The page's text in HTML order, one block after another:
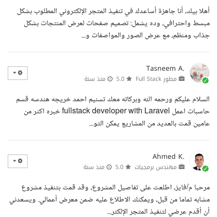
أهلا بيك، أنا جاهزة أساعدك في تنفيذ المتجر الإلكتروني المطلوب بشكل
مبسط واحترافي، وده يشمل: تصميم صفحات لعرض المنتجات بشكل
جذاب ومنظم، مع عرض الصور والمواصفات و...
Tasneem A.
مطور Full Stack منذ سنة
السلام عليكم ورحمه الله وبركاته معك تسنيم احمد خريجه هندسه قسم
حاسبات اعمل fullstack developer with Laravel خبره اكثر من
عامين قمت بالعديد من المشاريع يمكن التو...
Ahmed K.
مهندس برمجيات منذ سنة
مرحبا م/فايز، اطلعت على تفاصيل المشروع، وقد قمت بتنفيذ مشروع
مشابه تماما من قبل، ويمكنك الاطلاع عليه ضمن معرض أعمالي. ويسعدني
أن أقدم عرضي لتنفيذ المتجر الإلكتر...